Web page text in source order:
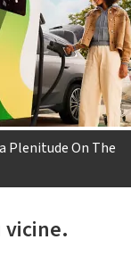
Plenitude On The
vicine.